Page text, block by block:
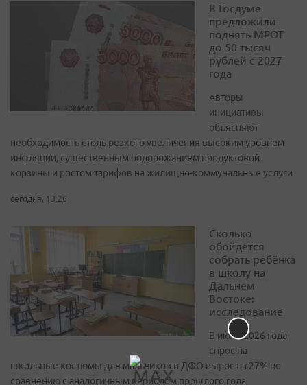
В Госдуме
предложили
поднять МРОТ
до 50 тысяч
рублей с 2027
года
Авторы
инициативы
объясняют
необходимость столь резкого увеличения высоким уровнем
инфляции, существенным подорожанием продуктовой
корзины и ростом тарифов на жилищно-коммунальные услуги
сегодня, 13:26
Сколько
обойдется
собрать ребёнка
в школу на
Дальнем
Востоке:
исследование
В июле 2026 года
спрос на
школьные костюмы для мальчиков в ДФО вырос на 27% по
сравнению с аналогичным периодом прошлого года